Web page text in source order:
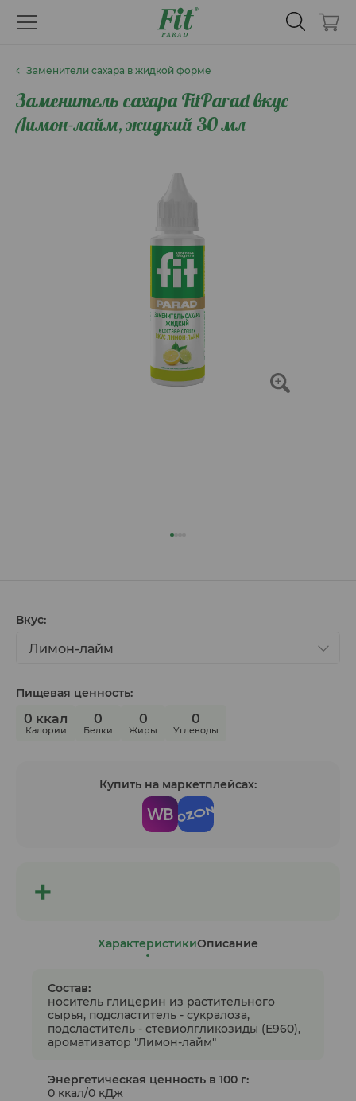
Заменители сахара в жидкой форме
Заменитель сахара FitParad вкус
Лимон-лайм, жидкий 30 мл
Вкус:
Лимон-лайм
Пищевая ценность:
0 ккал
Калории
0
Белки
0
Жиры
0
Углеводы
Купить на маркетплейсах:
ХарактеристикиОписание
Состав:
носитель глицерин из растительного
сырья, подсластитель - сукралоза,
подсластитель - стевиолгликозиды (Е960),
ароматизатор "Лимон-лайм"
Энергетическая ценность в 100 г:
0 ккал/0 кДж